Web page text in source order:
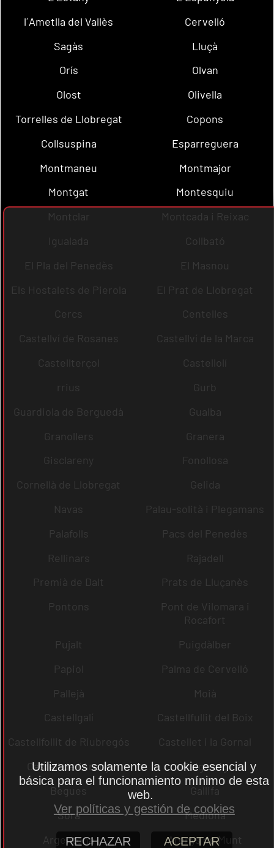
l´Ametlla del Vallès
Cervelló
Sagàs
Lluçà
Orís
Olvan
Olost
Olivella
Torrelles de Llobregat
Copons
Collsuspina
Esparreguera
Montmaneu
Montmajor
Montgat
Montesquiu
Montclar
Montcada i Reixac
Igualada
Collbató
El Pla del Penedès
El Masnou
Els Hostalets de Pierola
El Prat de Llobregat
Cercs
Centelles
Castellví de Rosanes
Castellví de la Marca
Castellterçol
Castellolí
rrius
Gurb
Guardiola de Berguedà
Gualba
Granollers
Granera
Gisclareny
Fonollosa
Cornellà de Llobregat
Gelida
Navas
Palau-solità i Plegamans
Palafolls
Pacs del Penedès
Rellinars
Rajadell
Premià de Dalt
Prats de Lluçanès
Pontons
Pont de Vilomara i
Rocafort
Pujalt
Puigdàlber
Papiol
Palma de Cervelló
Pallejà
Moià
Castellgalí
Castellfullit del Boix
Castellfollit de Riubregós
Castellet i la Gornal
Castell de l´Areny
Puig-reig
Begues
Gallifa
Sora
Mediona
Argentona
Arenys de Munt
Utilizamos solamente la cookie esencial y
básica para el funcionamiento mínimo de esta
web.
Ver políticas y gestión de cookies
RECHAZAR ACEPTAR